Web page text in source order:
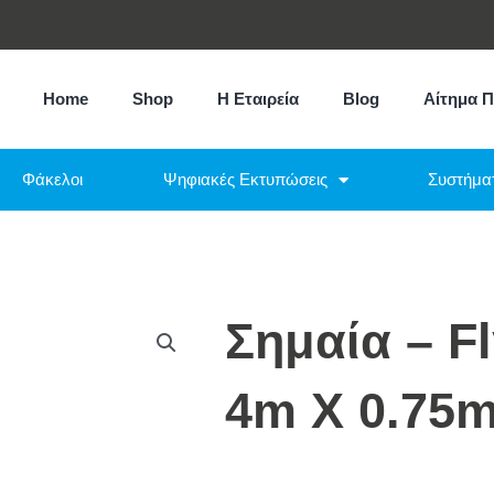
Home Shop Η Εταιρεία Blog Αίτημα
Φάκελοι Ψηφιακές Εκτυπώσεις
Σημαία –
4m X